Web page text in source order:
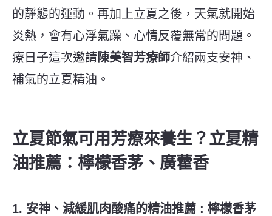
的靜態的運動。 再加上立夏之後，天氣就開始
炎熱，會有心浮氣躁、心情反覆無常的問題。
療日子這次邀請陳美智芳療師介紹兩支安神、
補氣的立夏精油。
立夏節氣可用芳療來養生？立夏精
油推薦： 檸檬香茅、 廣藿香
1. 安神、減緩肌肉酸痛的精油推薦 : 檸檬香茅